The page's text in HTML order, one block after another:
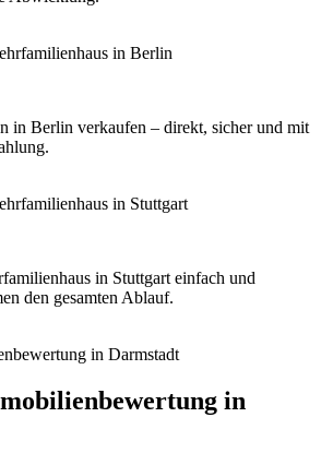
in Berlin verkaufen – direkt, sicher und mit
in Stuttgart einfach und
den gesamten Ablauf.
in